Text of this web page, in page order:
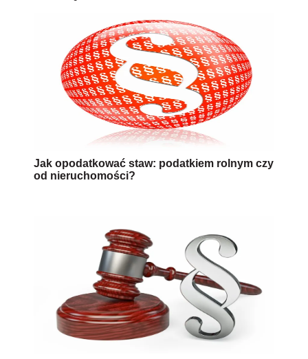
Jak opodatkować staw: podatkiem rolnym czy
od nieruchomości?